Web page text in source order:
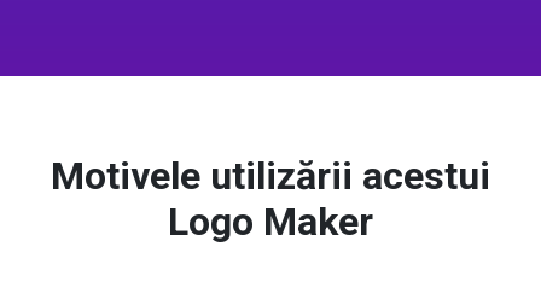
Motivele utilizării acestui
Logo Maker